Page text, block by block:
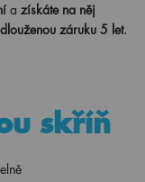
a získáte na něj
záruku 5 let.
skříň